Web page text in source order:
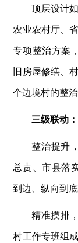
顶层设计
农业农村厅、
专项整治方案
旧房屋修缮、
个边境村的整
三级联动
整治提升
总责、市县落
到边、纵向到
精准摸排
村工作专班组